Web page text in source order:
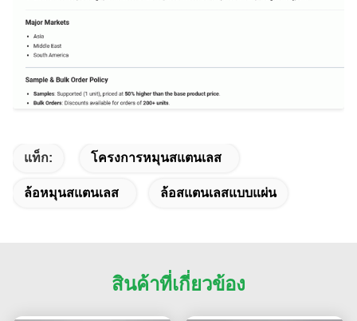
แท็ก: โครงการหมุนสแตนเลส
ล้อหมุนสแตนเลส ล้อสแตนเลสแบบแผ่น
สินค้าที่เกี่ยวข้อง